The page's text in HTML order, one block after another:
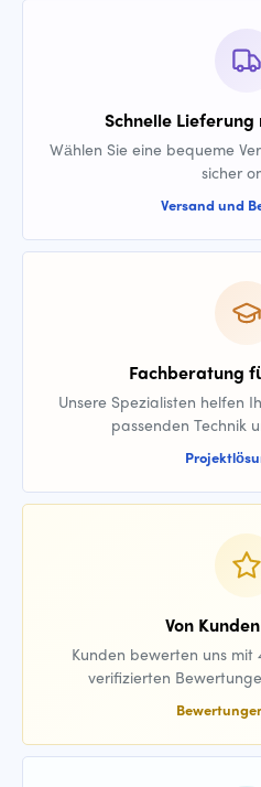
Schnelle Lieferung
Wählen Sie eine bequeme
sicher
Versand und
Fachberatung
Unsere Spezialisten helfen
passenden Technik
Von
Kunden bewerten uns mit
verifizierten